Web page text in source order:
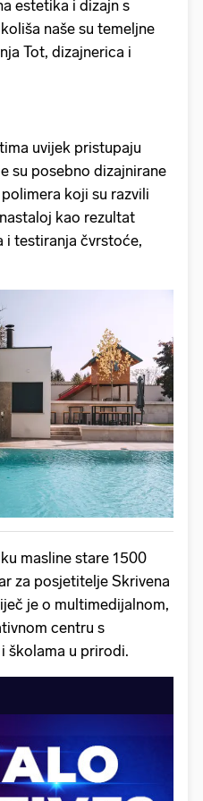
estetika i dizajn s
naše su temeljne
Tot, dizajnerica i
uvijek pristupaju
su posebno dizajnirane
koji su razvili
kao rezultat
i testiranja čvrstoće,
masline stare 1500
za posjetitelje Skrivena
je o multimedijalnom,
centru s
školama u prirodi.